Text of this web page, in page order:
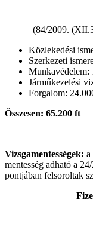
(84/2009.
Közlekedési
Szerkezeti
Munkavédelem:
Járműkezelési
Forgalom:
Összesen: 65.200 ft
Vizsgamentességek: a
mentesség adható a
pontjában felsoroltak